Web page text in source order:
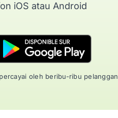
iOS atau Android
oleh beribu-ribu pelanggan